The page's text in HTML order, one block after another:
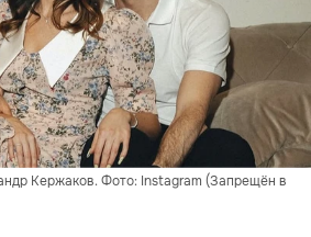
Кержаков. Фото: Instagram (Запрещён в